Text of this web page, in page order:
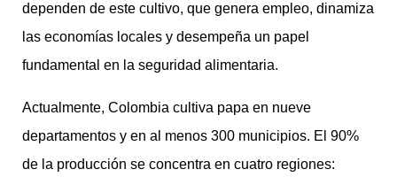
dependen de este cultivo, que genera empleo, dinamiza
las economías locales y desempeña un papel
fundamental en la seguridad alimentaria.
Actualmente, Colombia cultiva papa en nueve
departamentos y en al menos 300 municipios. El 90%
de la producción se concentra en cuatro regiones: